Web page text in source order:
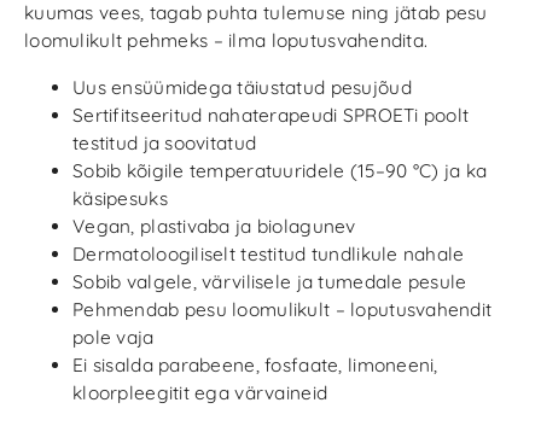
kuumas vees, tagab puhta tulemuse ning jätab pesu
loomulikult pehmeks – ilma loputusvahendita.
Uus ensüümidega täiustatud pesujõud
Sertifitseeritud nahaterapeudi SPROETi poolt
testitud ja soovitatud
Sobib kõigile temperatuuridele (15–90 °C) ja ka
käsipesuks
Vegan, plastivaba ja biolagunev
Dermatoloogiliselt testitud tundlikule nahale
Sobib valgele, värvilisele ja tumedale pesule
Pehmendab pesu loomulikult – loputusvahendit
pole vaja
Ei sisalda parabeene, fosfaate, limoneeni,
kloorpleegitit ega värvaineid